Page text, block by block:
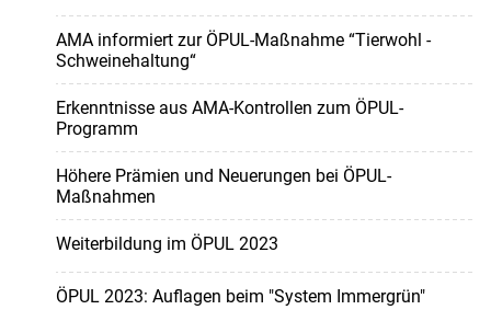
AMA informiert zur ÖPUL-Maßnahme “Tierwohl -
Schweinehaltung“
Erkenntnisse aus AMA-Kontrollen zum ÖPUL-
Programm
Höhere Prämien und Neuerungen bei ÖPUL-
Maßnahmen
Weiterbildung im ÖPUL 2023
ÖPUL 2023: Auflagen beim "System Immergrün"